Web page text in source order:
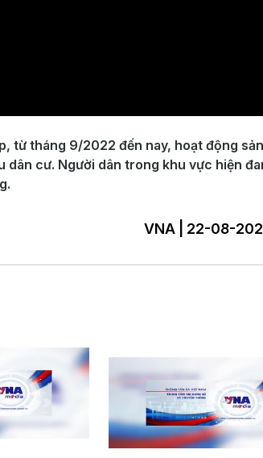
từ tháng 9/2022 đến nay, hoạt động
dân cư. Người dân trong khu vực hiện
VNA | 22-08-